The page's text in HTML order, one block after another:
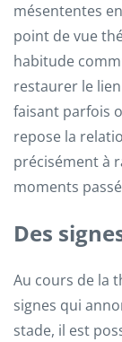
mésententes
point de vue
habitude
restaurer le
faisant parfois
repose la
précisément à
moments
Des
Au cours de la
signes qui
stade, il est